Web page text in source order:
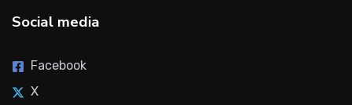
Social media
Facebook
X